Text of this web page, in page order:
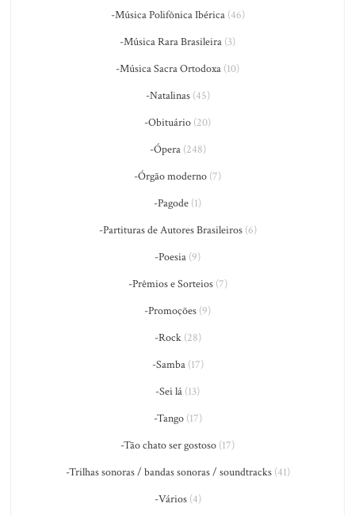
-Música Polifônica Ibérica(46)
-Música Rara Brasileira (3)
-Música Sacra Ortodoxa (10)
-Natalinas(45)
-Obituário (20)
-Ópera(248)
-Órgão moderno (7)
-Pagode (1)
-Partituras de Autores Brasileiros(6)
-Poesia (9)
-Prêmios e Sorteios(7)
-Promoções (9)
-Rock(28)
-Samba(17)
-Sei lá (13)
-Tango(17)
-Tão chato ser gostoso (17)
-Trilhas sonoras / bandas sonoras / soundtracks(41)
-Vários(4)